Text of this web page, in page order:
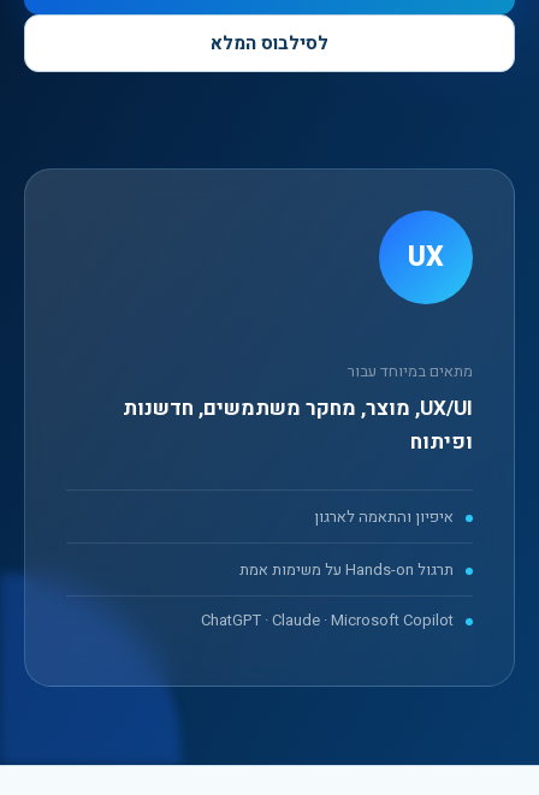
לסילבוס המלא
UX
מתאים במיוחד עבור
UX/UI, מוצר, מחקר משתמשים, חדשנות
ופיתוח
איפיון והתאמה לארגון
תרגול Hands-on על משימות אמת
ChatGPT · Claude · Microsoft Copilot